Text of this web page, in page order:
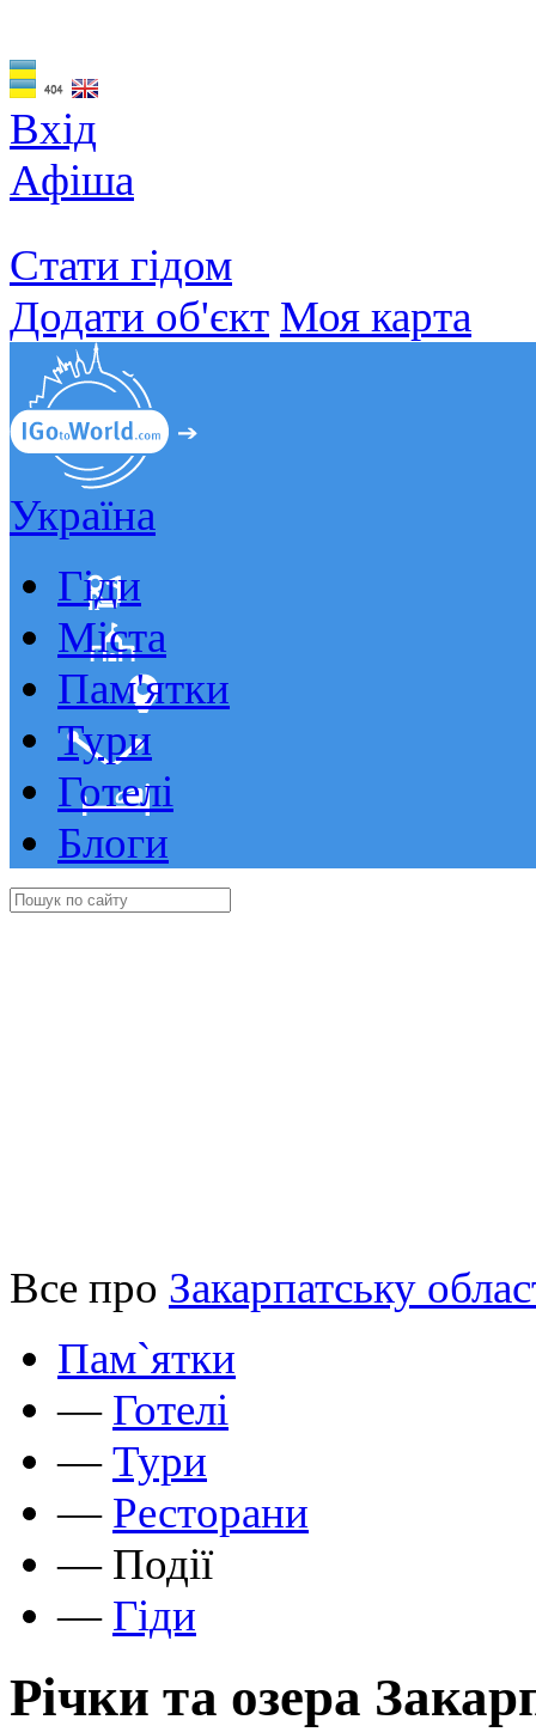
Вхід
Афіша
Стати гідом
Додати об'єкт Моя карта
Україна
Гіди
Міста
Пам'ятки
Тури
Готелі
Блоги
Все про Закарпатську
Пам`ятки
— Готелі
— Тури
— Ресторани
— Події
— Гіди
Річки та озера